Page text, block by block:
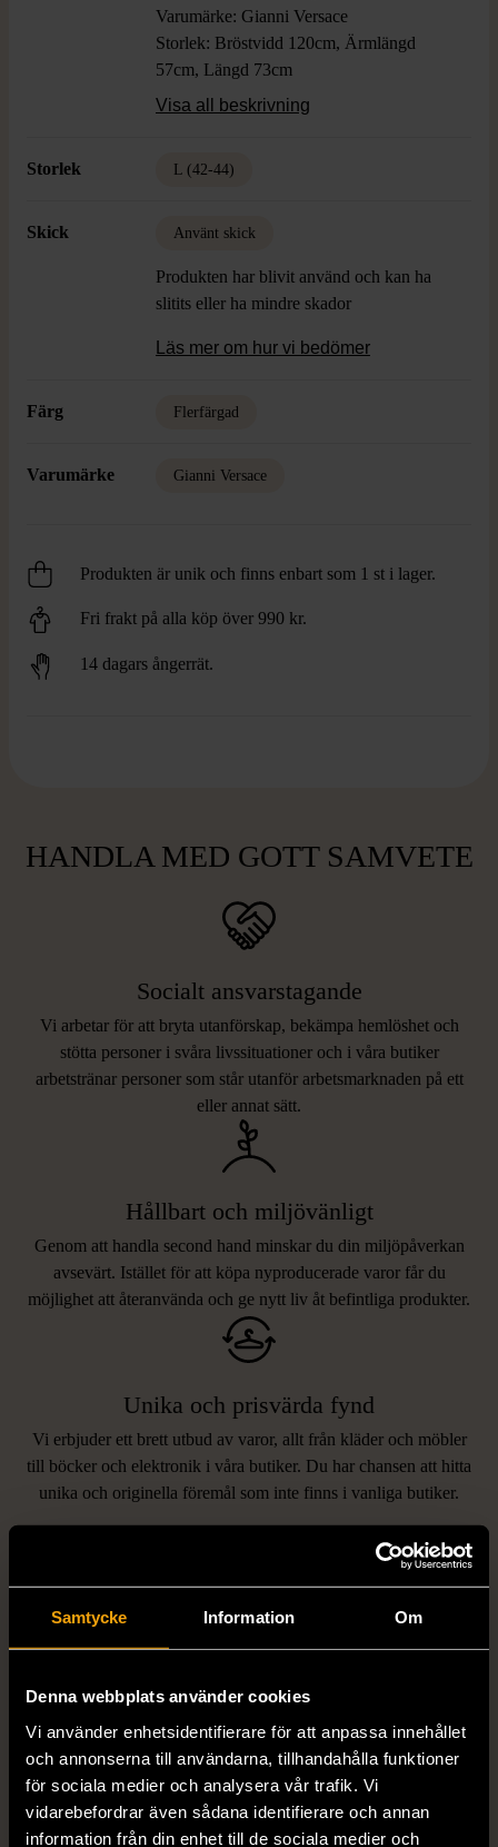
Samtycke Information Om
Denna webbplats använder cookies
Vi använder enhetsidentifierare för att anpassa innehållet
och annonserna till användarna, tillhandahålla funktioner
för sociala medier och analysera vår trafik. Vi
vidarebefordrar även sådana identifierare och annan
information från din enhet till de sociala medier och
Varumärke: Gianni Versace
Storlek: Bröstvidd 120cm, Ärmlängd
57cm, Längd 73cm
Färg: Gul, Röd, Grön, Blå
Visa all beskrivning
Storlek L (42-44)
Skick Använt skick
Produkten har blivit använd och kan ha
slitits eller ha mindre skador
Läs mer om hur vi bedömer
Färg Flerfärgad
Varumärke Gianni Versace
Produkten är unik och finns enbart som 1 st i lager.
Fri frakt på alla köp över 990 kr.
14 dagars ångerrät.
HANDLA MED GOTT SAMVETE
Socialt ansvarstagande
Vi arbetar för att bryta utanförskap, bekämpa hemlöshet och
stötta personer i svåra livssituationer och i våra butiker
arbetstränar personer som står utanför arbetsmarknaden på ett
eller annat sätt.
Hållbart och miljövänligt
Genom att handla second hand minskar du din miljöpåverkan
avsevärt. Istället för att köpa nyproducerade varor får du
möjlighet att återanvända och ge nytt liv åt befintliga produkter.
Unika och prisvärda fynd
Vi erbjuder ett brett utbud av varor, allt från kläder och möbler
till böcker och elektronik i våra butiker. Du har chansen att hitta
unika och originella föremål som inte finns i vanliga butiker.
LIKNANDE PRODUKTER
Hitta produkter som påminner om denna
1/5
EDBLAD
Edblad - Glow - Armband
1/5
DYRBERG/KERN
Dyrberg/Kern - Delise -